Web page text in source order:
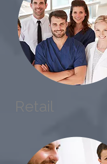
Retail